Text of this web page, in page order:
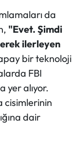
da
"Evet. Şimdi
ilerleyen
bir teknoloji
FBI
yer alıyor.
cisimlerinin
dair